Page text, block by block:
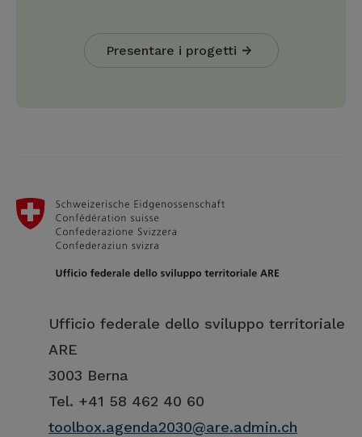
Presentare i progetti
Ufficio federale dello sviluppo territoriale
ARE
3003 Berna
Tel. +41 58 462 40 60
toolbox.agenda2030@are.admin.ch